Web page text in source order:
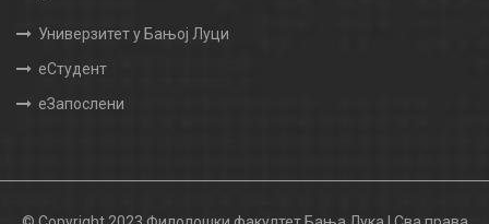
Универзитет у Бањој Луци
еСтудент
еЗапослени